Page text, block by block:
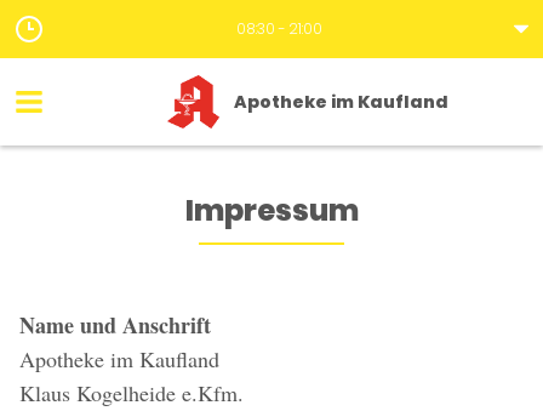
08:30 - 21:00
Apotheke im Kaufland
Impressum
Name und Anschrift
Apotheke im Kaufland
Klaus Kogelheide e.Kfm.